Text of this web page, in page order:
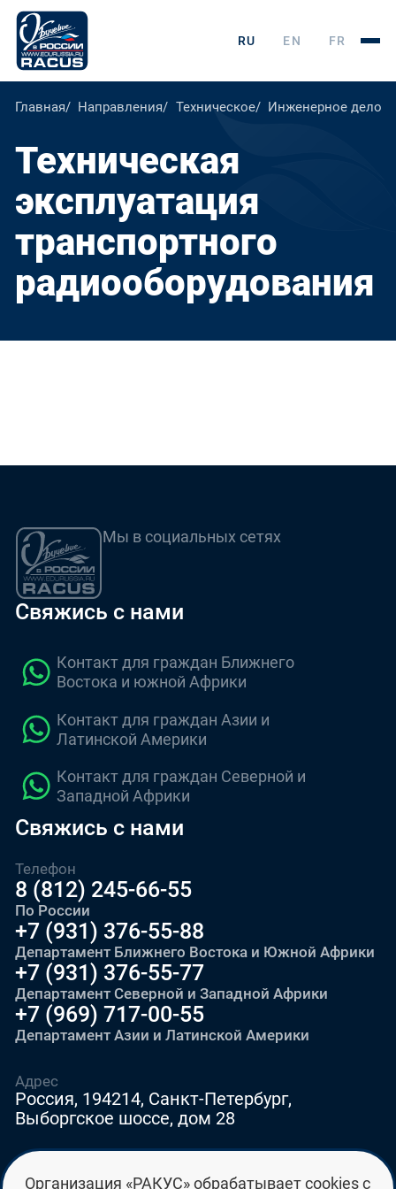
RU EN FR
Главная Направления Техническое Инженерное дело,
Техническая
эксплуатация
транспортного
радиооборудования
Мы в социальных сетях
Свяжись с нами
Контакт для граждан Ближнего
Востока и южной Африки
Контакт для граждан Азии и
Латинской Америки
Контакт для граждан Северной и
Западной Африки
Свяжись с нами
Телефон
8 (812) 245-66-55
По России
+7 (931) 376-55-88
Департамент Ближнего Востока и Южной Африки
+7 (931) 376-55-77
Департамент Северной и Западной Африки
+7 (969) 717-00-55
Департамент Азии и Латинской Америки
E-mail
Адрес
Россия, 194214, Санкт-Петербург,
Выборгское шоссе, дом 28
Организация «РАКУС» обрабатывает cookies с